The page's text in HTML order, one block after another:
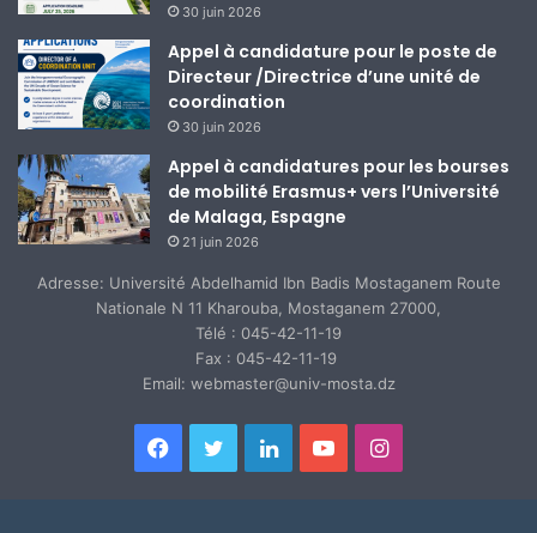
30 juin 2026
Appel à candidature pour le poste de
Directeur /Directrice d’une unité de
coordination
30 juin 2026
Appel à candidatures pour les bourses
de mobilité Erasmus+ vers l’Université
de Malaga, Espagne
21 juin 2026
Adresse: Université Abdelhamid Ibn Badis Mostaganem Route
Nationale N 11 Kharouba, Mostaganem 27000,
Télé : 045-42-11-19
Fax : 045-42-11-19
Email: webmaster@univ-mosta.dz
Facebook
TwitterLinkedinYouTubeInstagram